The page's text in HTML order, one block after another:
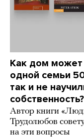
Как дом может
одной семьи
так и не
собственность?
Автор книги
Трудолюбов
на эти вопросы